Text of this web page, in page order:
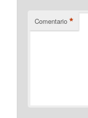
Comentario *